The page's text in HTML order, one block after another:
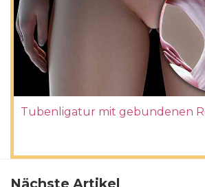
Tubenligatur mit gebundenen
Nächste Artikel